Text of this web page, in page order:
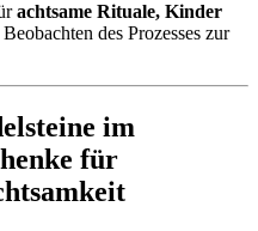
achtsame Rituale, Kinder
Beobachten des Prozesses zur
im
für